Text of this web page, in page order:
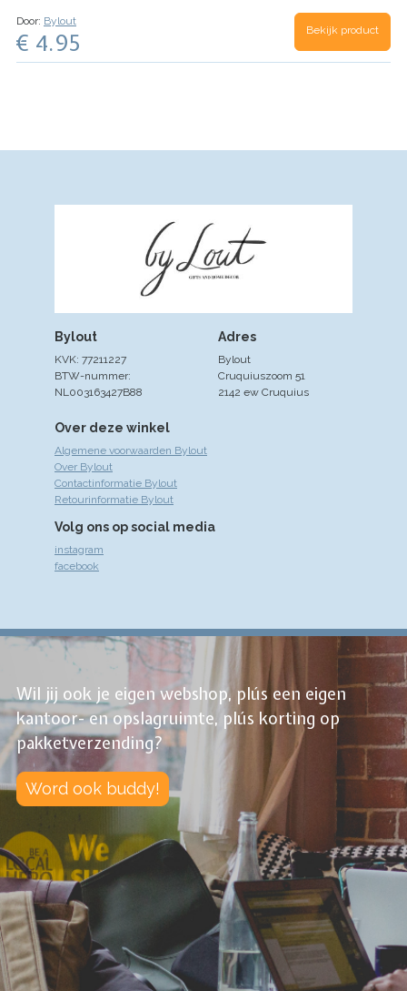
Door: Bylout
€ 4.95 Bekijk product
Over deze winkel
Algemene voorwaarden Bylout
Over Bylout
Contactinformatie Bylout
Retourinformatie Bylout
Volg ons op social media
instagram
facebook
Adres
Bylout
Cruquiuszoom 51
2142 ew Cruquius
Bylout
KVK: 77211227
BTW-nummer:
NL003163427B88
Wil jij ook je eigen webshop, plús een eigen
kantoor- en opslagruimte, plús korting op
pakketverzending?
Word ook buddy!